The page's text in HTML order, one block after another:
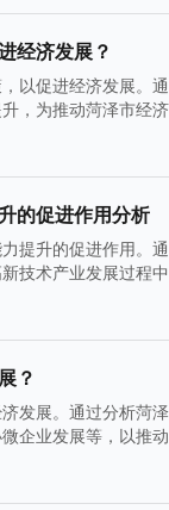
经济发展？
以促进经济发展。
，为推动菏泽市经
的促进作用分析
提升的促进作用。
技术产业发展过程
？
发展。通过分析菏
企业发展等，以推